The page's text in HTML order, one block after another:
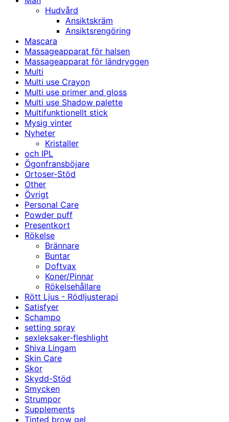
Hudvård
Ansiktskräm
Ansiktsrengöring
Mascara
Massageapparat för halsen
Massageapparat för ländryggen
Multi
Multi use Crayon
Multi use primer and gloss
Multi use Shadow palette
Multifunktionellt stick
Mysig vinter
Nyheter
Kristaller
och IPL
Ögonfransböjare
Ortoser-Stöd
Other
Övrigt
Personal Care
Powder puff
Presentkort
Rökelse
Brännare
Buntar
Doftvax
Koner/Pinnar
Rökelsehållare
Rött Ljus - Rödljusterapi
Satisfyer
Schampo
setting spray
sexleksaker-fleshlight
Shiva Lingam
Skin Care
Skor
Skydd-Stöd
Smycken
Strumpor
Supplements
Tinted brow gel